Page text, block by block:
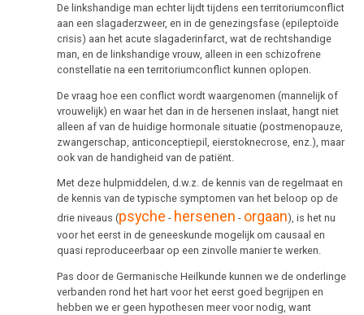
De linkshandige man echter lijdt tijdens een territoriumconflict
aan een slagaderzweer, en in de genezingsfase (epileptoïde
crisis) aan het acute slagaderinfarct, wat de rechtshandige
man, en de linkshandige vrouw, alleen in een schizofrene
constellatie na een territoriumconflict kunnen oplopen.
De vraag hoe een conflict wordt waargenomen (mannelijk of
vrouwelijk) en waar het dan in de hersenen inslaat, hangt niet
alleen af van de huidige hormonale situatie (postmenopauze,
zwangerschap, anticonceptiepil, eierstoknecrose, enz.), maar
ook van de handigheid van de patiënt.
Met deze hulpmiddelen, d.w.z. de kennis van de regelmaat en
de kennis van de typische symptomen van het beloop op de
drie niveaus (psyche - hersenen - orgaan), is het nu
voor het eerst in de geneeskunde mogelijk om causaal en
quasi reproduceerbaar op een zinvolle manier te werken.
Pas door de Germanische Heilkunde kunnen we de onderlinge
verbanden rond het hart voor het eerst goed begrijpen en
hebben we er geen hypothesen meer voor nodig, want